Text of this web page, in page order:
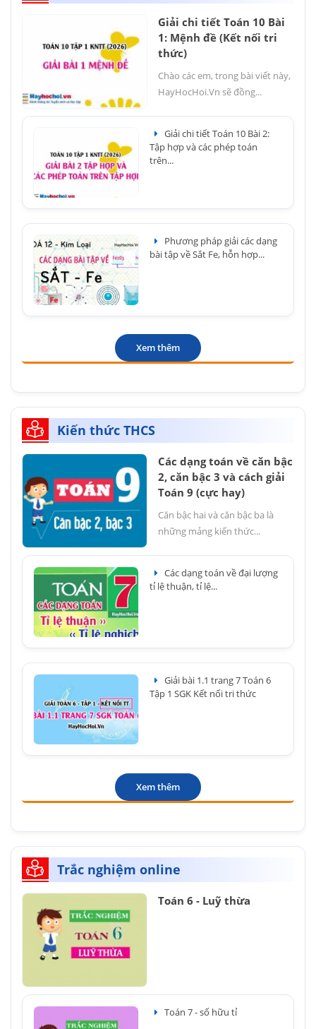
Giải chi tiết Toán 10 Bài
1: Mệnh đề (Kết nối tri
thức)
Chào các em, trong bài viết này,
HayHocHoi.Vn sẽ đồng...
Giải chi tiết Toán 10 Bài 2:
Tập hợp và các phép toán
trên...
Phương pháp giải các dạng
bài tập về Sắt Fe, hỗn hợp...
Xem thêm
Kiến thức THCS
Các dạng toán về căn bậc
2, căn bậc 3 và cách giải
Toán 9 (cực hay)
Căn bậc hai và căn bậc ba là
những mảng kiến thức...
Các dạng toán về đại lượng
tỉ lệ thuận, tỉ lệ...
Giải bài 1.1 trang 7 Toán 6
Tập 1 SGK Kết nối tri thức
Xem thêm
Trắc nghiệm online
Toán 6 - Luỹ thừa
Toán 7 - số hữu tỉ